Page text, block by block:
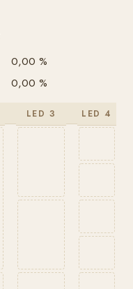
0,00 %
0,00 %
LED 3 LED 4